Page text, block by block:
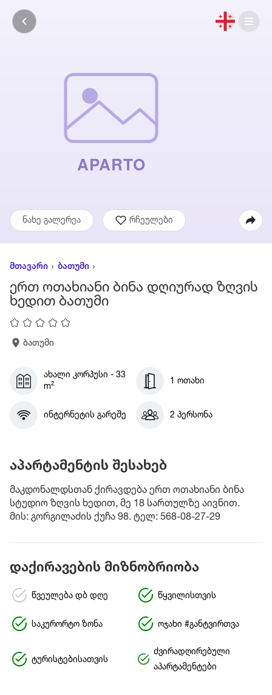
ნახე გალერეა რჩეულები
მთავარი ბათუმი
ერთ ოთახიანი ბინა დღიურად ზღვის
ხედით ბათუმი
ბათუმი
ახალი კორპუსი - 33
m²
1 ოთახი
ინტერნეტის გარეშე 2 პერსონა
აპარტამენტის შესახებ
მაკდონალდსთან ქირავდება ერთ ოთახიანი ბინა
სტუდიო ზღვის ხედით, მე 18 სართულზე აივნით.
მის: გორგილაძის ქუჩა 98. ტელ: 568-08-27-29
დაქირავების მიზნობრიობა
წვეულება დბ დღე წყვილისთვის
საკურორტო ზონა ოჯახი #განტვირთვა
ტურისტებისათვის
ძვირადღირებული
აპარტამენტები